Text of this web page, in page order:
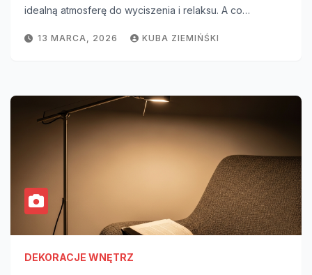
idealną atmosferę do wyciszenia i relaksu. A co…
13 MARCA, 2026 KUBA ZIEMIŃŚKI
DEKORACJE WNĘTRZ